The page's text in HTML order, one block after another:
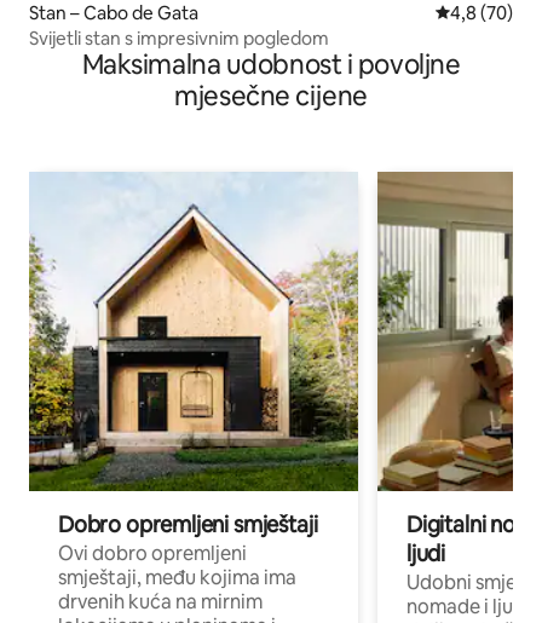
Stan – Cabo de Gata Prosječna
4,8 (70)
Svijetli stan s impresivnim pogledom
Maksimalna udobnost i povoljne
mjesečne cijene
Dobro opremljeni smještaji
Ovi dobro opremljeni
smještaji, među kojima ima
drvenih kuća na mirnim
Digitalni
ljudi
Udobni
nomade i ljude